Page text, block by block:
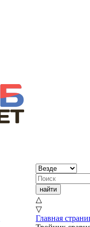
△
▽
Главная